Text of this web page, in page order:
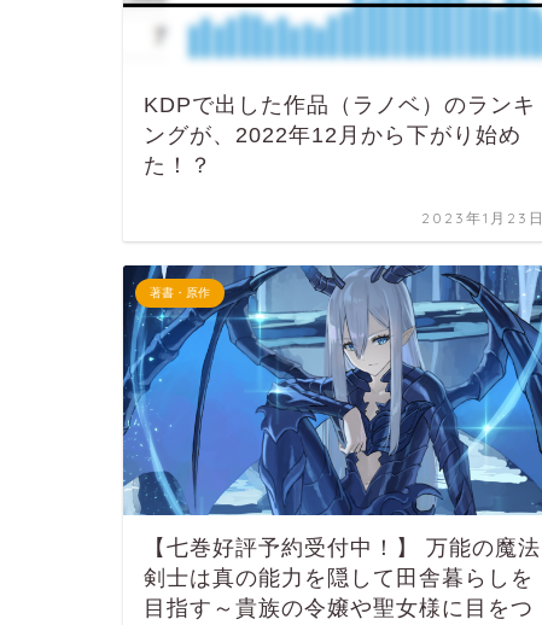
KDPで出した作品（ラノベ）のランキ
ングが、2022年12月から下がり始め
た！？
2023年1月23日
著書・原作
【七巻好評予約受付中！】 万能の魔法
剣士は真の能力を隠して田舎暮らしを
目指す～貴族の令嬢や聖女様に目をつ